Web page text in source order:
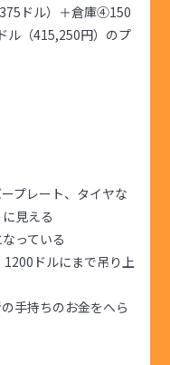
ドル）＋倉庫④150
ル（415,250円）のプ
プレート、タイヤな
見える
っている
1200ドルにまで吊り上
手持ちのお金をへら